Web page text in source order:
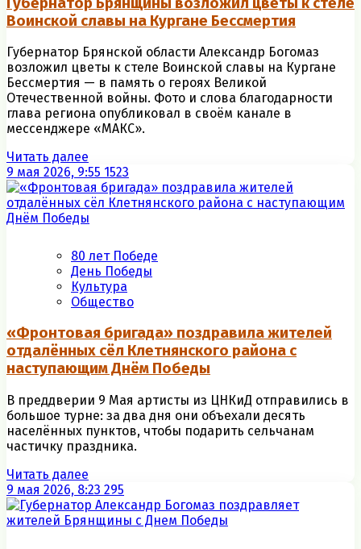
Воинской славы на Кургане Бессмертия
Губернатор Брянской области Александр Богомаз
возложил цветы к стеле Воинской славы на Кургане
Бессмертия — в память о героях Великой
Отечественной войны. Фото и слова благодарности
глава региона опубликовал в своём канале в
мессенджере «МАКС».
Читать далее
9 мая 2026, 9:55 1523
80 лет Победе
День Победы
Культура
Общество
«Фронтовая бригада» поздравила жителей
отдалённых сёл Клетнянского района с
наступающим Днём Победы
В преддверии 9 Мая артисты из ЦНКиД отправились в
большое турне: за два дня они объехали десять
населённых пунктов, чтобы подарить сельчанам
частичку праздника.
Читать далее
9 мая 2026, 8:23 295